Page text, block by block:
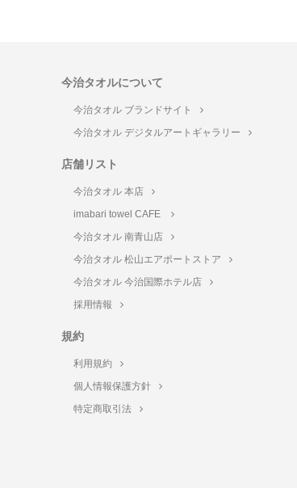
今治タオルについて
今治タオル ブランドサイト
今治タオル デジタルアートギャラリー
店舗リスト
今治タオル 本店
imabari towel CAFE
今治タオル 南青山店
今治タオル 松山エアポートストア
今治タオル 今治国際ホテル店
採用情報
規約
利用規約
個人情報保護方針
特定商取引法